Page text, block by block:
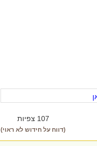
107 צפיות
(דווח על חידוש לא ראוי)